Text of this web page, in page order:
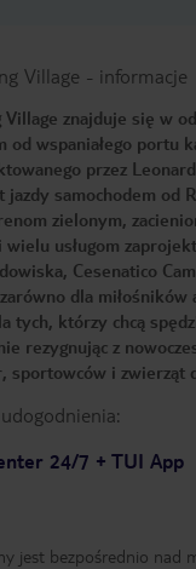
Village - informacje
Village znajduje się w
wspaniałego portu
przez
samochodem od
zielonym,
usługom
Cesenatico
dla miłośników
tych, którzy chcą
rezygnując z
sportowców i zwierząt
24/7 + TUI App
jest bezpośrednio nad